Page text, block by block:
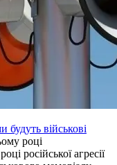
військові
році
російської агресії